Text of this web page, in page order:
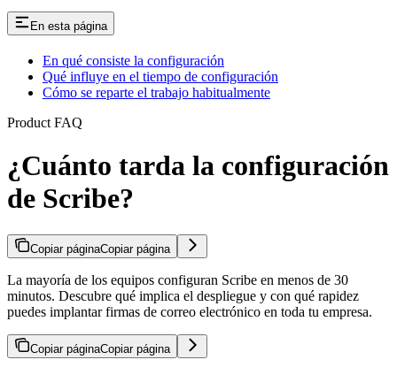
En esta página
En qué consiste la configuración
Qué influye en el tiempo de configuración
Cómo se reparte el trabajo habitualmente
Product FAQ
¿Cuánto tarda la configuración
de Scribe?
Copiar páginaCopiar página
La mayoría de los equipos configuran Scribe en menos de 30
minutos. Descubre qué implica el despliegue y con qué rapidez
puedes implantar firmas de correo electrónico en toda tu empresa.
Copiar páginaCopiar página